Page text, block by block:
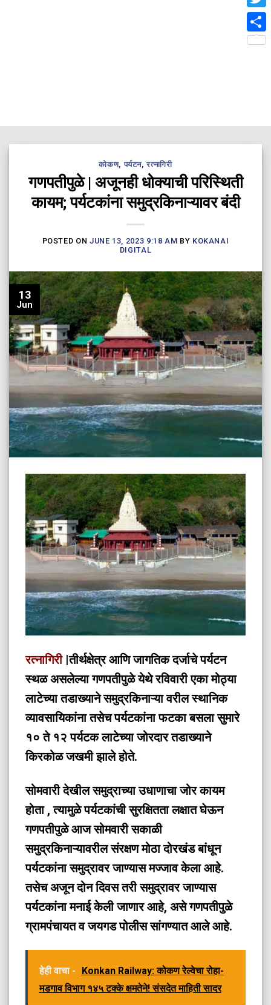
कोकण, पर्यटन,रत्नागिरी
गणपतीपुळे | अजूनही धोक्याची परिस्थिती
कायम; पर्यटकांना समुद्रकिनाऱ्यावर बंदी
POSTED ON JUNE 13, 2023 9:18 AM BY KOKANAI
DIGITAL
13
Jun
रत्नागिरी|तीर्थक्षेत्र आणि जागतिक दर्जाचे पर्यटन
स्थळ असलेल्या गणपतीपुळे येथे रविवारी एका मोठ्या
लाटेच्या तडाख्याने समुद्रकिनाऱ्या वरील स्थानिक
व्यावसायिकांना तसेच पर्यटकांना फटका बसला सुमारे
१० ते १२ पर्यटक लाटेच्या जोरदार तडाख्याने
किरकोळ जखमी झाले होते.
सोमवारी देखील समुद्राच्या उधाणाचा जोर कायम
होता , त्यामुळे पर्यटकांची सुरक्षितता लक्षात घेऊन
गणपतीपुळे आज सोमवारी सकाळी
समुद्रकिनाऱ्यावरील संरक्षण मोठा दोरखंड बांधून
पर्यटकांना समुद्रावर जाण्यास मज्जाव केला आहे.
तसेच अजून दोन दिवस तरी समुद्रावर जाण्यास
पर्यटकांना मनाई केली जाणार आहे, असे गणपतीपुळे
ग्रामपंचायत व जयगड पोलीस सांगण्यात आले आहे.
हेही वाचा -
Konkan Railway: कोकण रेल्वेचा रोहा-
मडगाव विभाग १४५ टक्के क्षमतेने! संसदेत माहिती सादर